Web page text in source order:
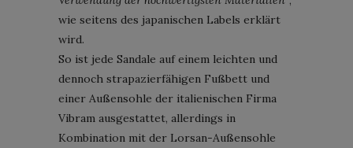
wie seitens des japanischen Labels erklärt
wird.
So ist jede Sandale auf einem leichten und
dennoch strapazierfähigen Fußbett und
einer Außensohle der italienischen Firma
Vibram ausgestattet, allerdings in
Kombination mit der Lorsan-Außensohle